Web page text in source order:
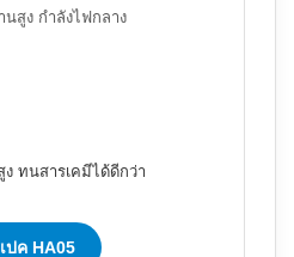
นสูง กำลังไฟกลาง
ทนสารเคมีได้ดีกว่า
ปค HA05